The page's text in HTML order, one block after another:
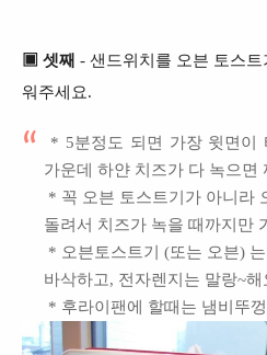
▣ 셋째 - 샌드위치를 오븐 토스
워주세요.
* 5분정도 되면 가장 윗면이
가운데 하얀 치즈가 다 녹으면
* 꼭 오븐 토스트기가 아니라
돌려서 치즈가 녹을 때까지만
* 오븐토스트기 (또는 오븐)
바삭하고, 전자렌지는 말랑~해
* 후라이팬에 할때는 냄비뚜